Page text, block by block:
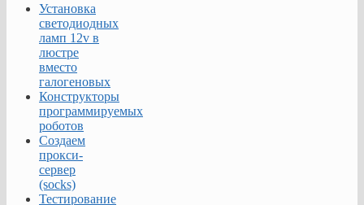
Установка
светодиодных
ламп 12v в
люстре
вместо
галогеновых
Конструкторы
программируемых
роботов
Создаем
прокси-
сервер
(socks)
Тестирование